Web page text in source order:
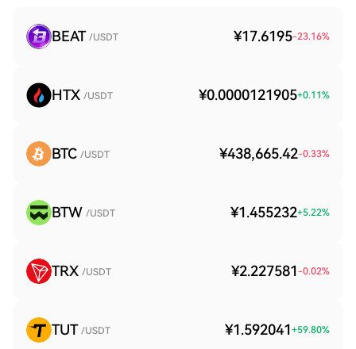
BEAT /USDT ¥17.6195-23.16%
HTX /USDT ¥0.0000121905+0.11%
BTC /USDT ¥438,665.42-0.33%
BTW /USDT ¥1.455232+5.22%
TRX /USDT ¥2.227581 -0.02%
TUT /USDT ¥1.592041 +59.80%